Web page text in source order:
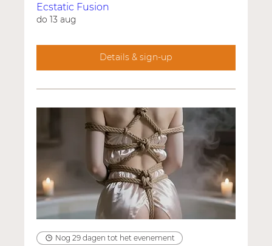
Ecstatic Fusion
do 13 aug
Details & sign-up
Nog 29 dagen tot het evenement